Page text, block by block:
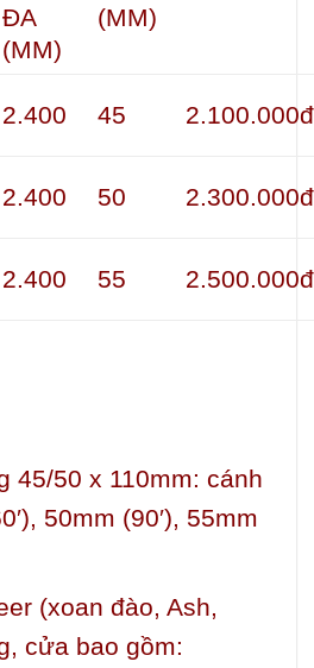
ĐA
(MM)
(MM)
2.400 45 2.100.000đ
2.400 50 2.300.000đ
2.400 55 2.500.000đ
45/50 x 110mm: cánh
50mm (90′), 55mm
(xoan đào, Ash,
cửa bao gồm: